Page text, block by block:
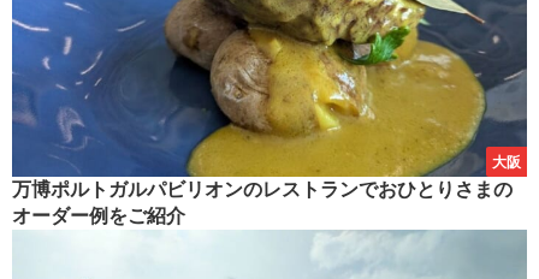
大阪
万博ポルトガルパビリオンのレストランでおひとりさまの
オーダー例をご紹介